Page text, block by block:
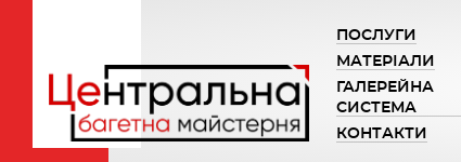
ПОСЛУГИ
МАТЕРІАЛИ
ГАЛЕРЕЙНА
СИСТЕМА
КОНТАКТИ